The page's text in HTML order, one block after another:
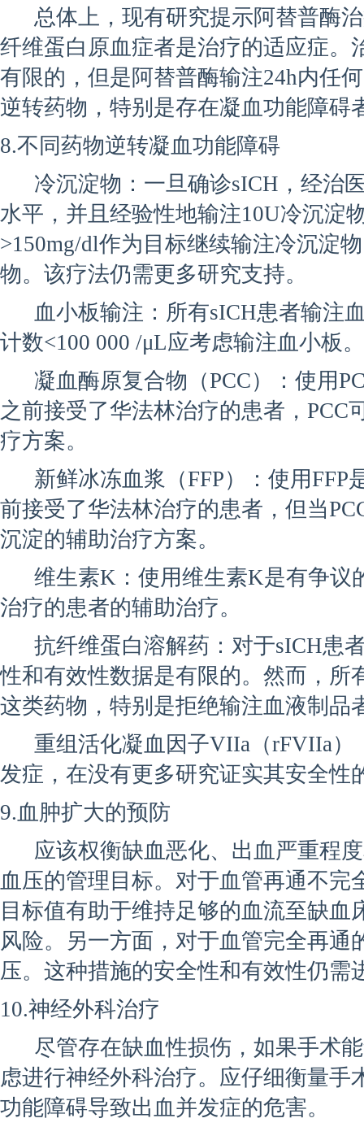
总体上，现有研究提示阿替普酶治
纤维蛋白原血症者是治疗的适应症。
有限的，但是阿替普酶输注24h内任
逆转药物，特别是存在凝血功能障碍
8.不同药物逆转凝血功能障碍
冷沉淀物：一旦确诊sICH，经治
水平，并且经验性地输注10U冷沉淀
>150mg/dl作为目标继续输注冷沉淀
物。该疗法仍需更多研究支持。
血小板输注：所有sICH患者输注
计数<100 000 /μL应考虑输注血小板。
凝血酶原复合物（PCC）：使用
之前接受了华法林治疗的患者，PCC
疗方案。
新鲜冰冻血浆（FFP）：使用FFP
前接受了华法林治疗的患者，但当
沉淀的辅助治疗方案。
维生素K：使用维生素K是有争议
治疗的患者的辅助治疗。
抗纤维蛋白溶解药：对于sICH患
性和有效性数据是有限的。然而，所
这类药物，特别是拒绝输注血液制品
重组活化凝血因子VIIa（rFVIIa）
发症，在没有更多研究证实其安全性
9.血肿扩大的预防
应该权衡缺血恶化、出血严重程
血压的管理目标。对于血管再通不完
目标值有助于维持足够的血流至缺血
风险。另一方面，对于血管完全再通
压。这种措施的安全性和有效性仍需
10.神经外科治疗
尽管存在缺血性损伤，如果手术能
虑进行神经外科治疗。应仔细衡量手
功能障碍导致出血并发症的危害。